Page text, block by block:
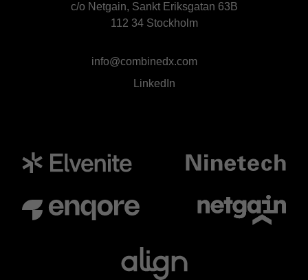
c/o Netgain, Sankt Eriksgatan 63B
112 34 Stockholm
info@combinedx.com
LinkedIn